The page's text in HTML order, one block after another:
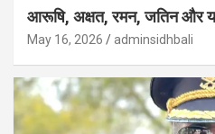
आरूषि, अक्षत, रमन, जतिन और
May 16, 2026 adminsidhbali